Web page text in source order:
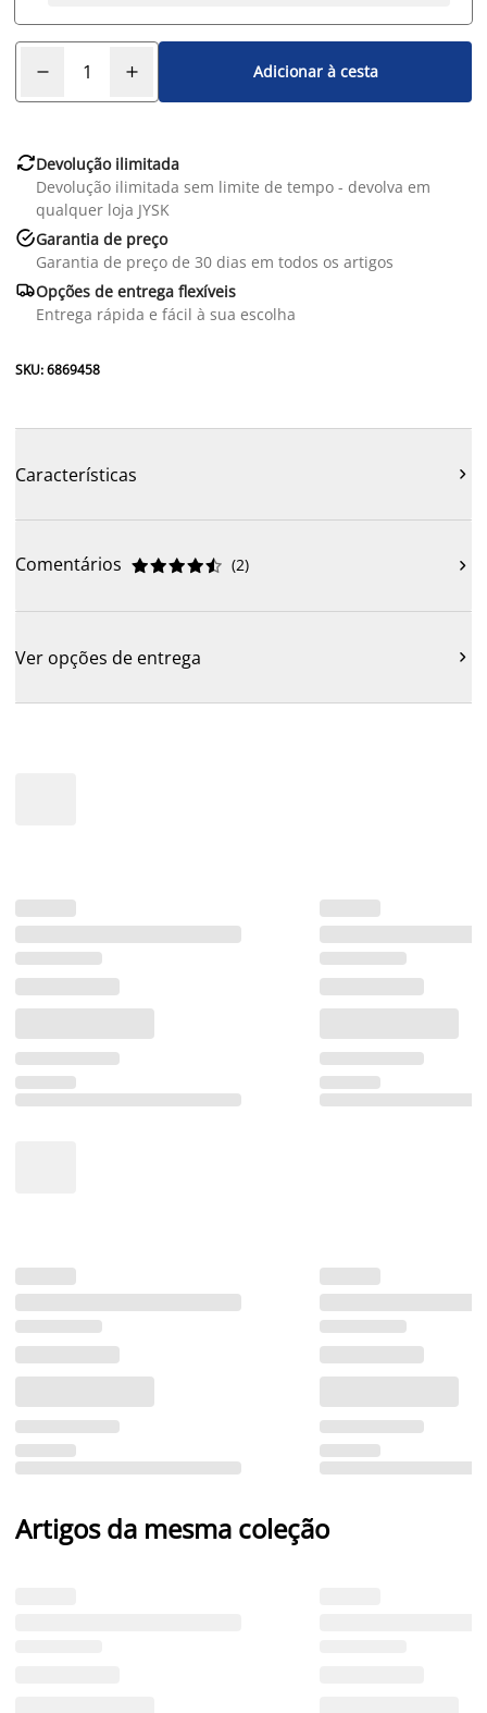
Adicionar à cesta
Devolução ilimitada
Devolução ilimitada sem limite de tempo - devolva em
qualquer loja JYSK
Garantia de preço
Garantia de preço de 30 dias em todos os artigos
Opções de entrega flexíveis
Entrega rápida e fácil à sua escolha
SKU: 6869458
Características 
Comentários 




 (2) 
Ver opções de entrega 
Artigos da mesma coleção